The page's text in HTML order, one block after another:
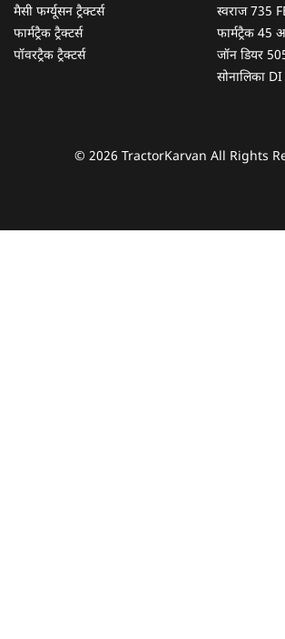
मैसी फर्ग्यूसन ट्रैक्टर्स
फार्मट्रैक ट्रैक्टर्स
पॉवरट्रैक ट्रैक्टर्स
स्वराज 735
फार्मट्रैक 45
जॉन डियर
सोनालिका
© 2026 TractorKarvan All Rights